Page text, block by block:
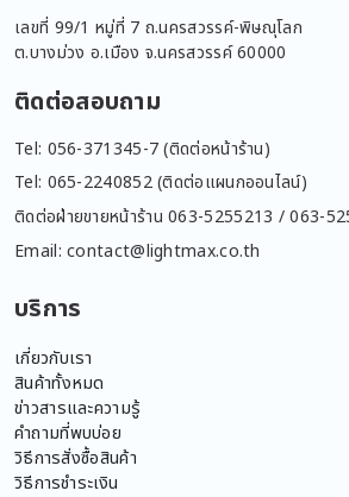
เลขที่ 99/1 หมู่ที่ 7 ถ.นครสวรรค์-พิษณุโลก
ต.บางม่วง อ.เมือง จ.นครสวรรค์ 60000
ติดต่อสอบถาม
Tel: 056-371345-7 (ติดต่อหน้าร้าน)
Tel: 065-2240852 (ติดต่อแผนกออนไลน์)
ติดต่อฝ่ายขายหน้าร้าน 063-5255213 / 063-
Email: contact@lightmax.co.th
บริการ
เกี่ยวกับเรา
สินค้าทั้งหมด
ข่าวสารและความรู้
คำถามที่พบบ่อย
วิธีการสั่งซื้อสินค้า
วิธีการชำระเงิน